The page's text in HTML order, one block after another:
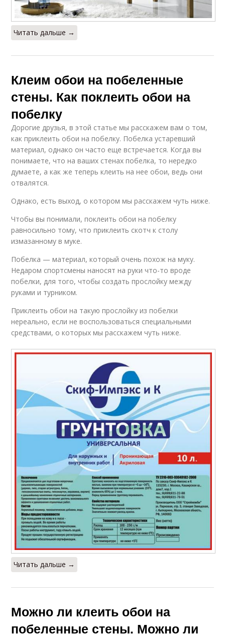
Читать дальше →
Клеим обои на побеленные
стены. Как поклеить обои на
побелку
Дорогие друзья, в этой статье мы расскажем вам о том,
как приклеить обои на побелку. Побелка устаревший
материал, однако он часто еще встречается. Когда вы
понимаете, что на ваших стенах побелка, то нередко
думаете, а как же теперь клеить на нее обои, ведь они
отвалятся.
Однако, есть выход, о котором мы расскажем чуть ниже.
Чтобы вы понимали, поклеить обои на побелку
равносильно тому, что приклеить скотч к столу
измазанному в муке.
Побелка — материал, который очень похож на муку.
Недаром спортсмены наносят на руки что-то вроде
побелки, для того, чтобы создать прослойку между
руками и турником.
Приклеить обои на такую прослойку из побелки
нереально, если не воспользоваться специальными
средствами, о которых мы расскажем чуть ниже.
Читать дальше →
Можно ли клеить обои на
побеленные стены. Можно ли